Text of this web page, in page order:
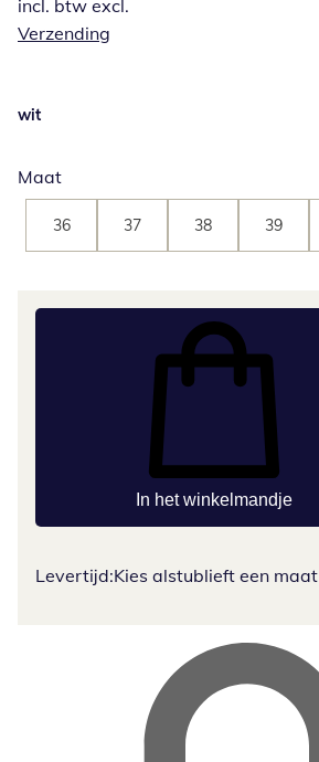
incl. btw excl.
Verzending
wit
Maat
36 37 38 39
In het winkelmandje
Levertijd:Kies alstublieft een maat